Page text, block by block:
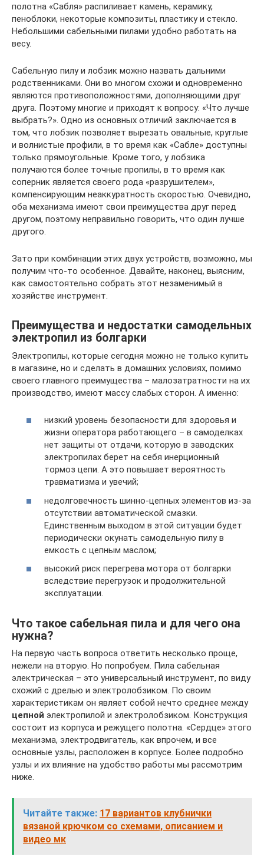
полотна «Сабля» распиливает камень, керамику,
пеноблоки, некоторые композиты, пластику и стекло.
Небольшими сабельными пилами удобно работать на
весу.
Сабельную пилу и лобзик можно назвать дальними
родственниками. Они во многом схожи и одновременно
являются противоположностями, дополняющими друг
друга. Поэтому многие и приходят к вопросу: «Что лучше
выбрать?». Одно из основных отличий заключается в
том, что лобзик позволяет вырезать овальные, круглые
и волнистые профили, в то время как «Сабле» доступны
только прямоугольные. Кроме того, у лобзика
получаются более точные пропилы, в то время как
соперник является своего рода «разрушителем»,
компенсирующим неаккуратность скоростью. Очевидно,
оба механизма имеют свои преимущества друг перед
другом, поэтому неправильно говорить, что один лучше
другого.
Зато при комбинации этих двух устройств, возможно, мы
получим что-то особенное. Давайте, наконец, выясним,
как самостоятельно собрать этот незаменимый в
хозяйстве инструмент.
Преимущества и недостатки самодельных
электропил из болгарки
Электропилы, которые сегодня можно не только купить
в магазине, но и сделать в домашних условиях, помимо
своего главного преимущества – малозатратности на их
производство, имеют массу слабых сторон. А именно:
низкий уровень безопасности для здоровья и
жизни оператора работающего – в самоделках
нет защиты от отдачи, которую в заводских
электропилах берет на себя инерционный
тормоз цепи. А это повышает вероятность
травматизма и увечий;
недолговечность шинно-цепных элементов из-за
отсутствии автоматической смазки.
Единственным выходом в этой ситуации будет
периодически окунать самодельную пилу в
емкость с цепным маслом;
высокий риск перегрева мотора от болгарки
вследствие перегрузок и продолжительной
эксплуатации.
Что такое сабельная пила и для чего она
нужна?
На первую часть вопроса ответить несколько проще,
нежели на вторую. Но попробуем. Пила сабельная
электрическая – это универсальный инструмент, по виду
схожий с дрелью и электролобзиком. По своим
характеристикам он являет собой нечто среднее между
цепной электропилой и электролобзиком. Конструкция
состоит из корпуса и режущего полотна. «Сердце» этого
механизма, электродвигатель, как впрочем, и все
основные узлы, расположен в корпусе. Более подробно
узлы и их влияние на удобство работы мы рассмотрим
ниже.
Читайте также: 17 вариантов клубнички
вязаной крючком со схемами, описанием и
видео мк